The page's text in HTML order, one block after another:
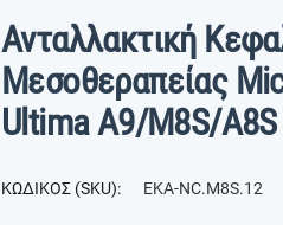
Ανταλλακτική
Μεσοθεραπείας
Ultima A9/M8S/
ΚΩΔΙΚΟΣ (SKU): EKA-NC.M8S.12